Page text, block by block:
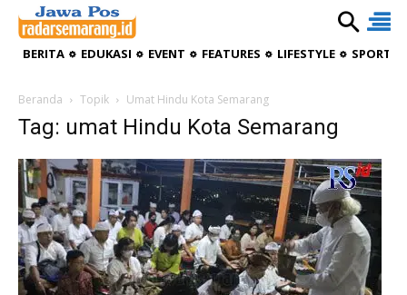
BERITA EDUKASI EVENT FEATURES LIFESTYLE
Beranda Topik Umat Hindu Kota Semarang
Tag: umat Hindu Kota Semarang